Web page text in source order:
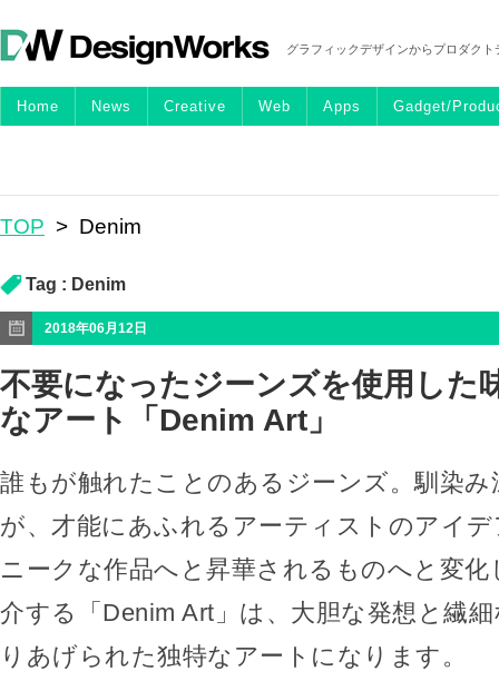
グラフィックデザインからプロダク
Home News Creative Web Apps Gadget/
TOP > Denim
Tag : Denim
2018年06月12日
不要になったジーンズを使用した
なアート「Denim Art」
誰もが触れたことのあるジーンズ。馴染
が、才能にあふれるアーティストのアイ
ニークな作品へと昇華されるものへと変化
介する「Denim Art」は、大胆な発想と繊
りあげられた独特なアートになります。